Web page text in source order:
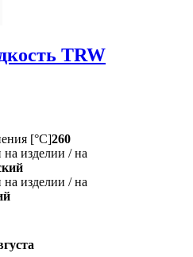
TRW
[°C]260
изделии / на
изделии / на